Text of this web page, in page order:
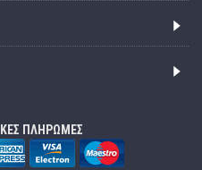
ΠΛΗΡΩΜΕΣ